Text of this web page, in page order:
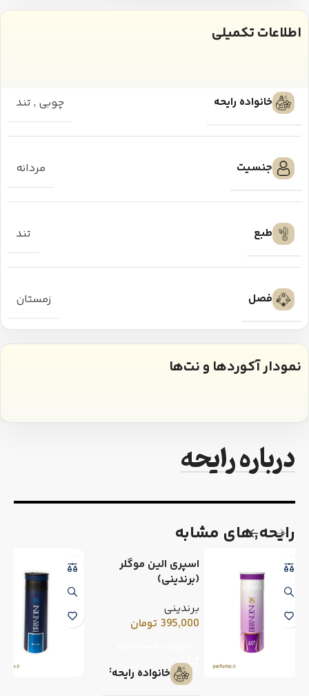
اطلاعات تکمیلی
خانواده رایحه چوبی , تند
جنسیت مردانه
طبع تند
فصل زمستان
نمودار آکوردها و نت‌ها
درباره رایحه
رایحه٬های مشابه
اسپری الین موگلر
(برندینی)
برندینی
395,000 تومان
خانواده رایحه